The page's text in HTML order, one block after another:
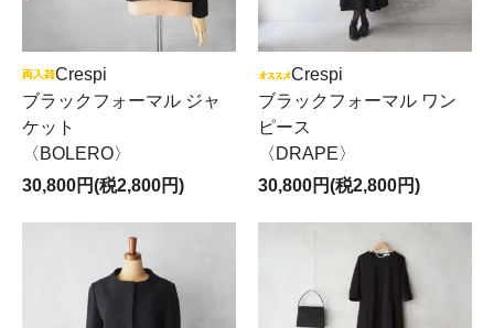
Crespi
ブラックフォーマル ジャ
ケット
〈BOLERO〉
30,800円(税2,800円)
Crespi
ブラックフォーマル ワン
ピース
〈DRAPE〉
30,800円(税2,800円)